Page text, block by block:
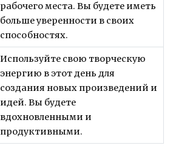
рабочего места. Вы будете иметь
больше уверенности в своих
способностях.
Используйте свою творческую
энергию в этот день для
создания новых произведений и
идей. Вы будете
вдохновленными и
продуктивными.